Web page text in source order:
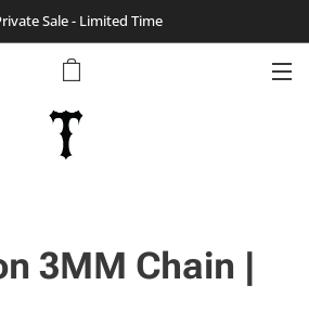
Sale - Limited Time
3MM Chain |